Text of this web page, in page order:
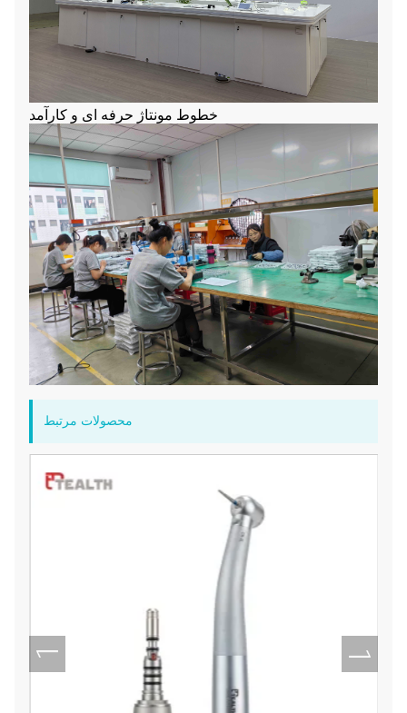
خطوط مونتاژ حرفه ای و کارآمد
محصولات مرتبط